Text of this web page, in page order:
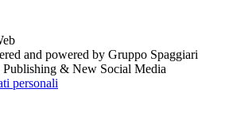
and powered by Gruppo Spaggiari
& New Social Media
personali